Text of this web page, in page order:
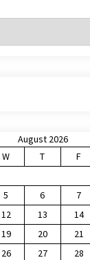
August 2026
W T F
5 6 7
12 13 14
19 20 21
26 27 28